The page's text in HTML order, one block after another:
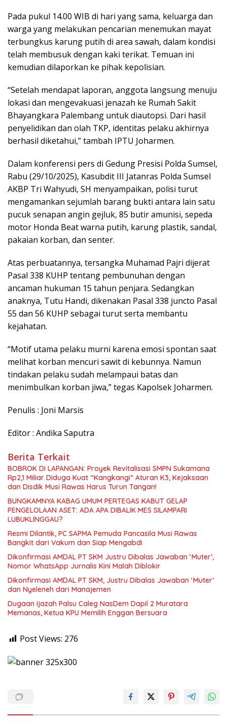
Pada pukul 14.00 WIB di hari yang sama, keluarga dan
warga yang melakukan pencarian menemukan mayat
terbungkus karung putih di area sawah, dalam kondisi
telah membusuk dengan kaki terikat. Temuan ini
kemudian dilaporkan ke pihak kepolisian.
“Setelah mendapat laporan, anggota langsung menuju
lokasi dan mengevakuasi jenazah ke Rumah Sakit
Bhayangkara Palembang untuk diautopsi. Dari hasil
penyelidikan dan olah TKP, identitas pelaku akhirnya
berhasil diketahui,” tambah IPTU Joharmen.
Dalam konferensi pers di Gedung Presisi Polda Sumsel,
Rabu (29/10/2025), Kasubdit III Jatanras Polda Sumsel
AKBP Tri Wahyudi, SH menyampaikan, polisi turut
mengamankan sejumlah barang bukti antara lain satu
pucuk senapan angin gejluk, 85 butir amunisi, sepeda
motor Honda Beat warna putih, karung plastik, sandal,
pakaian korban, dan senter.
Atas perbuatannya, tersangka Muhamad Pajri dijerat
Pasal 338 KUHP tentang pembunuhan dengan
ancaman hukuman 15 tahun penjara. Sedangkan
anaknya, Tutu Handi, dikenakan Pasal 338 juncto Pasal
55 dan 56 KUHP sebagai turut serta membantu
kejahatan.
“Motif utama pelaku murni karena emosi spontan saat
melihat korban mencuri sawit di kebunnya. Namun
tindakan pelaku sudah melampaui batas dan
menimbulkan korban jiwa,” tegas Kapolsek Joharmen.
Penulis : Joni Marsis
Editor : Andika Saputra
Berita Terkait
BOBROK DI LAPANGAN: Proyek Revitalisasi SMPN Sukamana
Rp2,1 Miliar Diduga Kuat “Kangkangi” Aturan K3, Kejaksaan
dan Disdik Musi Rawas Harus Turun Tangan!
BUNGKAMNYA KABAG UMUM PERTEGAS KABUT GELAP
PENGELOLAAN ASET: ADA APA DIBALIK MES SILAMPARI
LUBUKLINGGAU?
Resmi Dilantik, PC SAPMA Pemuda Pancasila Musi Rawas
Bangkit dari Vakum dan Siap Mengabdi
Dikonfirmasi AMDAL PT SKM Justru Dibalas Jawaban ‘Muter’,
Nomor WhatsApp Jurnalis Kini Malah Diblokir
Dikonfirmasi AMDAL PT SKM, Justru Dibalas Jawaban ‘Muter’
dan Nyeleneh dari Manajemen
Dugaan Ijazah Palsu Caleg NasDem Dapil 2 Muratara
Memanas, Ketua KPU Memilih Enggan Bersuara
Post Views: 276